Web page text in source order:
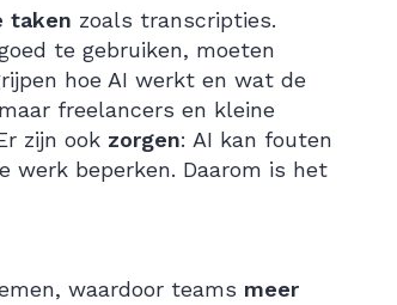
taken zoals transcripties.
te gebruiken, moeten
hoe AI werkt en wat de
freelancers en kleine
zijn ook zorgen: AI kan fouten
beperken. Daarom is het
waardoor teams meer